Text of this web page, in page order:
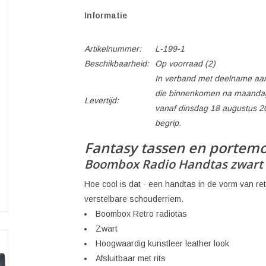
Informatie
Artikelnummer:
L-199-1
Beschikbaarheid:
Op voorraad(2)
Levertijd:
In verband met deelname
die binnenkomen na
vanaf dinsdag 18 augustus
begrip.
Fantasy tassen en
Boombox Radio Handtas
Hoe cool is dat - een handtas in de vorm van
verstelbare schouderriem.
Boombox Retro radiotas
Zwart
Hoogwaardig kunstleer leather look
Afsluitbaar met rits